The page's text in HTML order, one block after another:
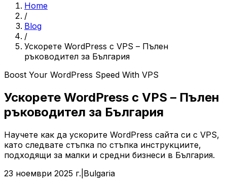
Home
/
Blog
/
Ускорете WordPress с VPS – Пълен
ръководител за България
Boost Your WordPress Speed With VPS
Ускорете WordPress с VPS – Пълен
ръководител за България
Научете как да ускорите WordPress сайта си с VPS,
като следвате стъпка по стъпка инструкциите,
подходящи за малки и средни бизнеси в България.
23 ноември 2025 г. Bulgaria